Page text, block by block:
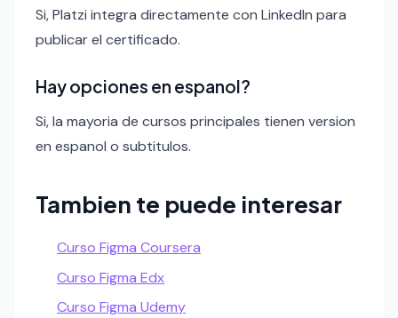
Si, Platzi integra directamente con LinkedIn para
publicar el certificado.
Hay opciones en espanol?
Si, la mayoria de cursos principales tienen version
en espanol o subtitulos.
Tambien te puede interesar
Curso Figma Coursera
Curso Figma Edx
Curso Figma Udemy